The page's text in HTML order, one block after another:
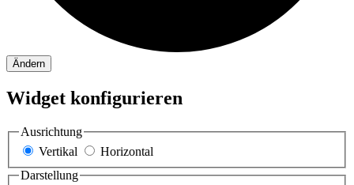
Ändern
Widget konfigurieren
Ausrichtung
Vertikal
Horizontal
Darstellung